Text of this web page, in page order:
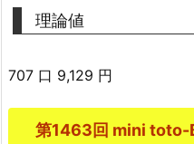
理論値
707 口 9,129 円
第1463回 mini toto-